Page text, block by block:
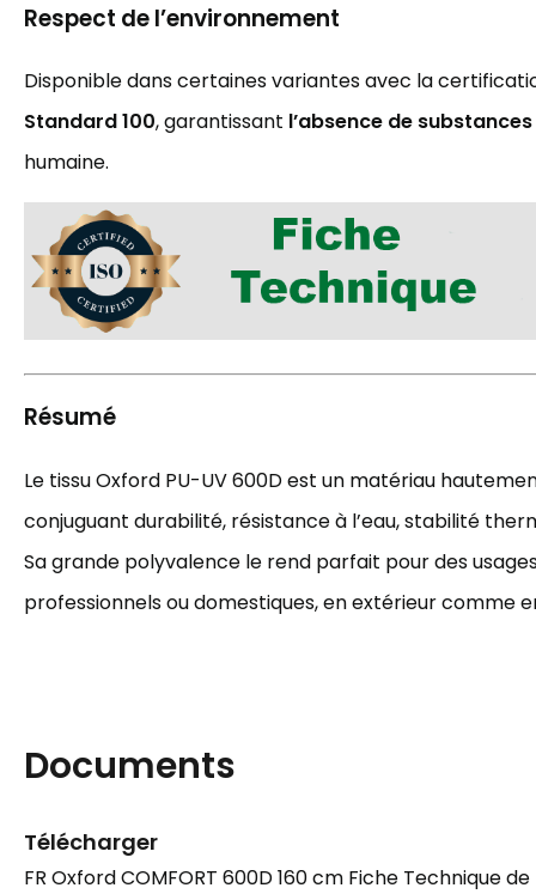
Respect de l’environnement
Disponible dans certaines variantes avec la
Standard 100, garantissant l’absence de
humaine.
Résumé
Le tissu Oxford PU-UV 600D est un matériau
conjuguant durabilité, résistance à l’eau, stabilité
Sa grande polyvalence le rend parfait pour des
professionnels ou domestiques, en extérieur comme
Documents
Télécharger
FR Oxford COMFORT 600D 160 cm Fiche Technique de